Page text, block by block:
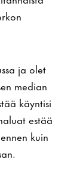
ja olet
median
käyntisi
estää
kuin